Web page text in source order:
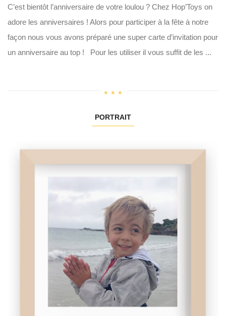
C’est bientôt l’anniversaire de votre loulou ? Chez Hop’Toys on
adore les anniversaires ! Alors pour participer à la fête à notre
façon nous vous avons préparé une super carte d’invitation pour
un anniversaire au top ! Pour les utiliser il vous suffit de les ...
PORTRAIT